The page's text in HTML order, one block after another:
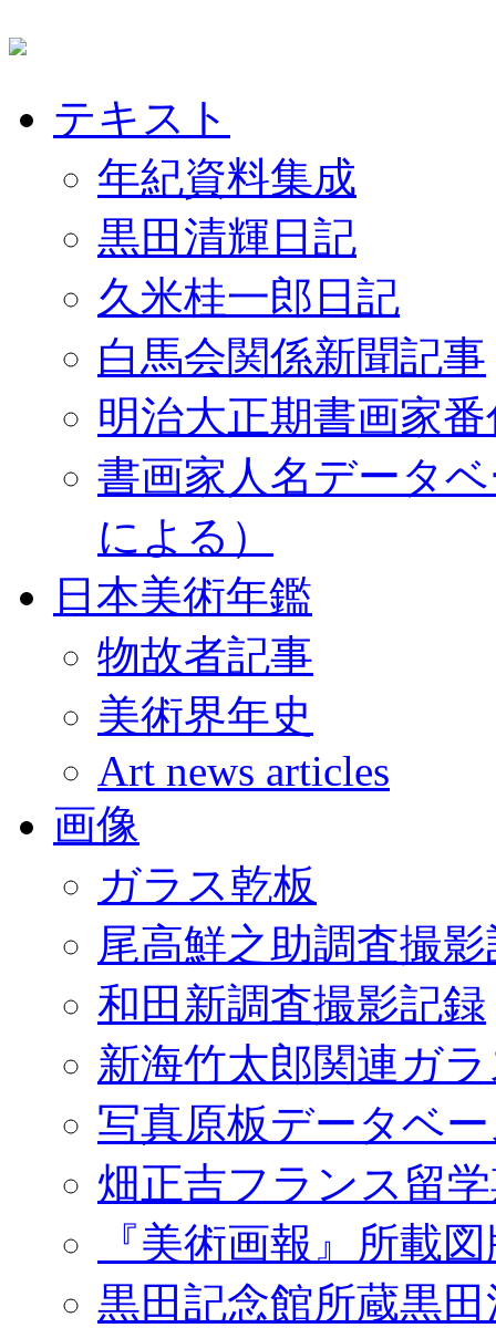
テキスト
年紀資料集成
黒田清輝日記
久米桂一郎日記
白馬会関係新聞記事
明治大正期書画家
書画家人名データ
による）
日本美術年鑑
物故者記事
美術界年史
Art news articles
画像
ガラス乾板
尾高鮮之助調査撮
和田新調査撮影記録
新海竹太郎関連ガ
写真原板データベ
畑正吉フランス留
『美術画報』所載
黒田記念館所蔵黒